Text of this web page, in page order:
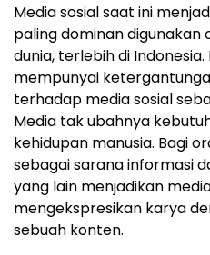
Media sosial saat ini
paling dominan digunakan
dunia, terlebih di
mempunyai
terhadap media sosial
Media tak ubahnya
kehidupan manusia. Bagi
sebagai sarana informasi
yang lain menjadikan
mengekspresikan karya
sebuah konten.